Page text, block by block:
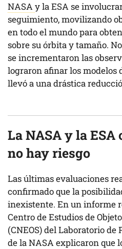
NASAy la ESA se
seguimiento, movilizando
en todo el mundo para
sobre su órbita y tamaño.
se incrementaron las
lograron afinar los modelos
llevó a una drástica
La NASA y la
no hay riesgo
Las últimas evaluaciones
confirmado que la
inexistente. En un informe
Centro de Estudios de
(CNEOS) del Laboratorio
de la NASA explicaron que